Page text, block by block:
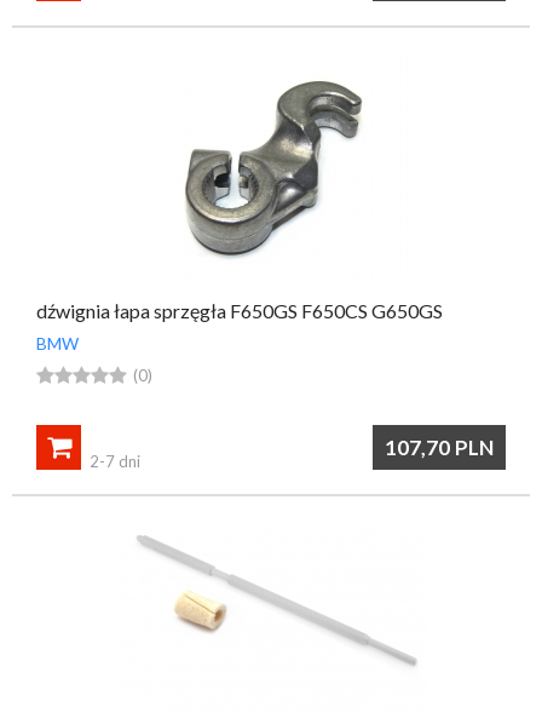
dźwignia łapa sprzęgła F650GS F650CS G650GS
BMW
 (0)
107,70 PLN

2-7 dni